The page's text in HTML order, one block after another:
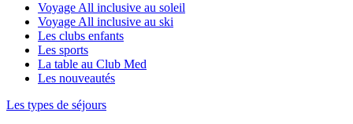
Voyage All inclusive au soleil
Voyage All inclusive au ski
Les clubs enfants
Les sports
La table au Club Med
Les nouveautés
Les types de séjours